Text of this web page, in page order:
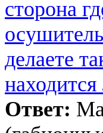
сторона
делаете
Ответ: